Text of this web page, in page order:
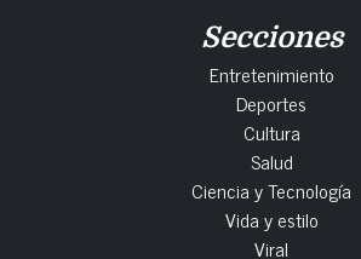
Secciones
Entretenimiento
Deportes
Cultura
Salud
Ciencia y Tecnología
Vida y estilo
Viral